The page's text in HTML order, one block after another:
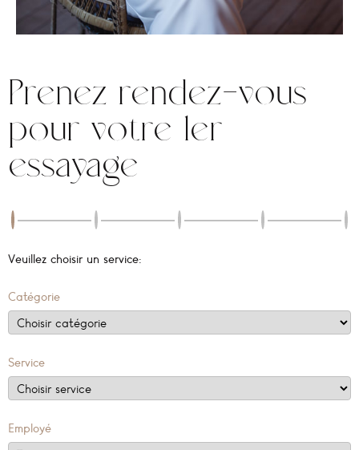
Prenez rendez-vous
pour votre 1er
essayage
Veuillez choisir un service:
Catégorie
Service
Employé